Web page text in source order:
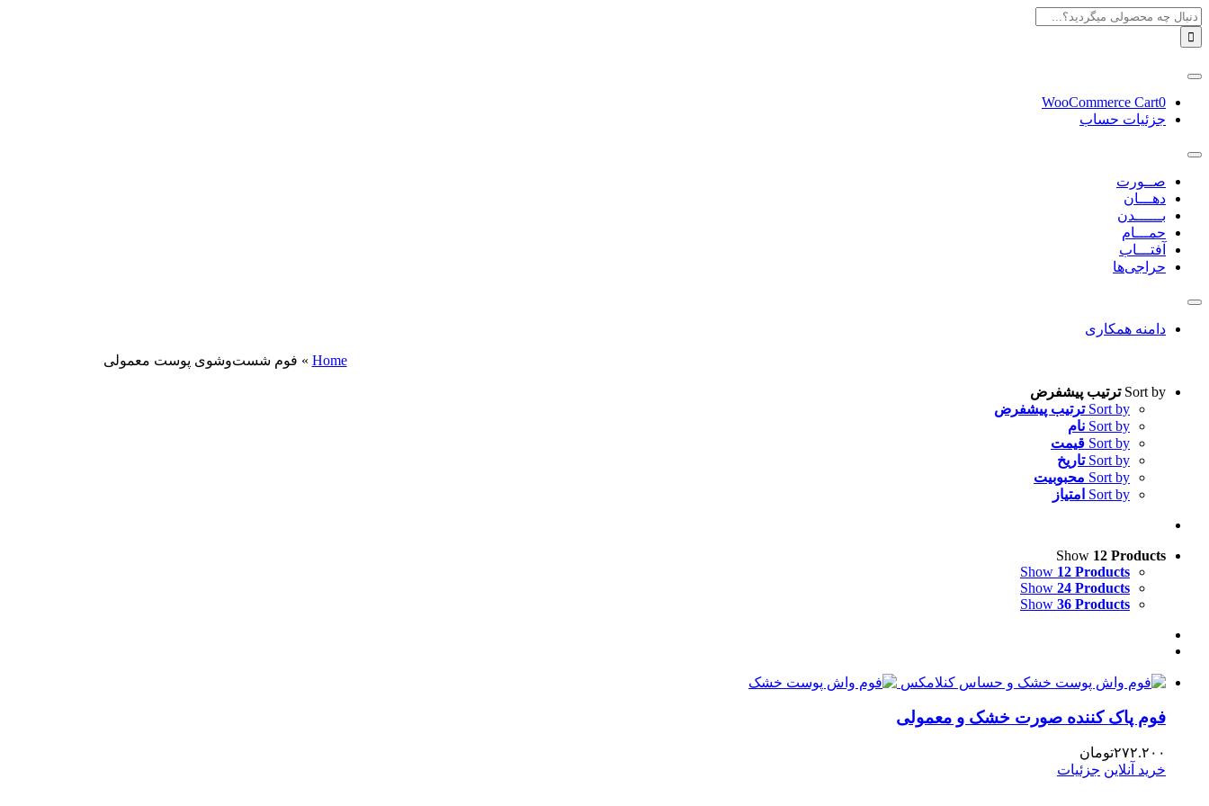
Skip
to
content
جستجو
برای:
Toggle
Navigation
WooCommerce Cart0
جزئیات حساب
Toggle
صــورت
دهـــان
بــــــدن
حمـــام
آفتـــاب
حراجی‌ها
Toggle
Navigationدامنه همکاری
Home
» فوم شست‌وشوی پوست معمولی
Sort by ترتیب پیشفرض
Sort by ترتیب پیشفرض
Sort by نام
Sort by قیمت
Sort by تاریخ
Sort by محبوبیت
Sort by امتیاز
Show 12 Products
Show 12 Products
Show 24 Products
Show 36 Products
فوم پاک کننده صورت خشک و معمولی
۲۷۲.۲۰۰تومان
خرید آنلاین جزئیات